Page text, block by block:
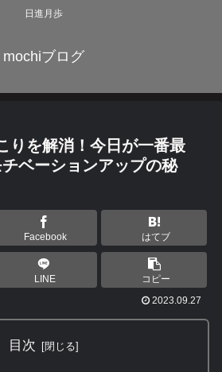
日進月歩
mochiブログ
りを解消！今日が一番最
ベーションアップの秘
Facebook はてブ
LINE
コピー
2023.09.27
目次